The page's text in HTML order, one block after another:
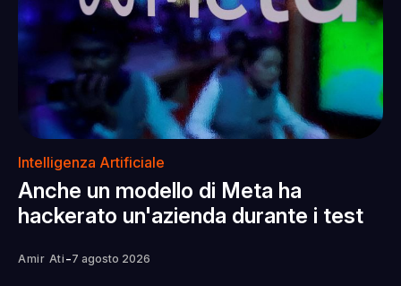
Intelligenza Artificiale
Anche un modello di Meta ha
hackerato un'azienda durante i test
Amir Ati -7 agosto 2026